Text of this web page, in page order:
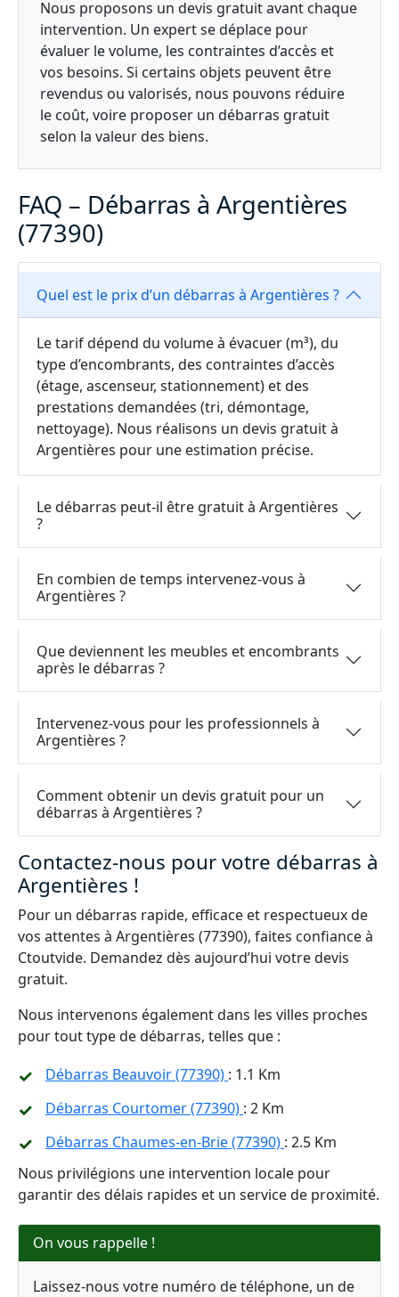
Nous proposons un devis gratuit avant chaque
intervention. Un expert se déplace pour
évaluer le volume, les contraintes d’accès et
vos besoins. Si certains objets peuvent être
revendus ou valorisés, nous pouvons réduire
le coût, voire proposer un débarras gratuit
selon la valeur des biens.
FAQ – Débarras à Argentières
(77390)
Quel est le prix d’un débarras à Argentières ?
Le tarif dépend du volume à évacuer (m³), du
type d’encombrants, des contraintes d’accès
(étage, ascenseur, stationnement) et des
prestations demandées (tri, démontage,
nettoyage). Nous réalisons un devis gratuit à
Argentières pour une estimation précise.
Le débarras peut-il être gratuit à Argentières
?
En combien de temps intervenez-vous à
Argentières ?
Que deviennent les meubles et encombrants
après le débarras ?
Intervenez-vous pour les professionnels à
Argentières ?
Comment obtenir un devis gratuit pour un
débarras à Argentières ?
Contactez-nous pour votre débarras à
Argentières !
Pour un débarras rapide, efficace et respectueux de
vos attentes à Argentières (77390), faites confiance à
Ctoutvide. Demandez dès aujourd’hui votre devis
gratuit.
Nous intervenons également dans les villes proches
pour tout type de débarras, telles que :
Débarras Beauvoir (77390) : 1.1 Km
Débarras Courtomer (77390) : 2 Km
Débarras Chaumes-en-Brie (77390) : 2.5 Km
Nous privilégions une intervention locale pour
garantir des délais rapides et un service de proximité.
On vous rappelle !
Laissez-nous votre numéro de téléphone, un de